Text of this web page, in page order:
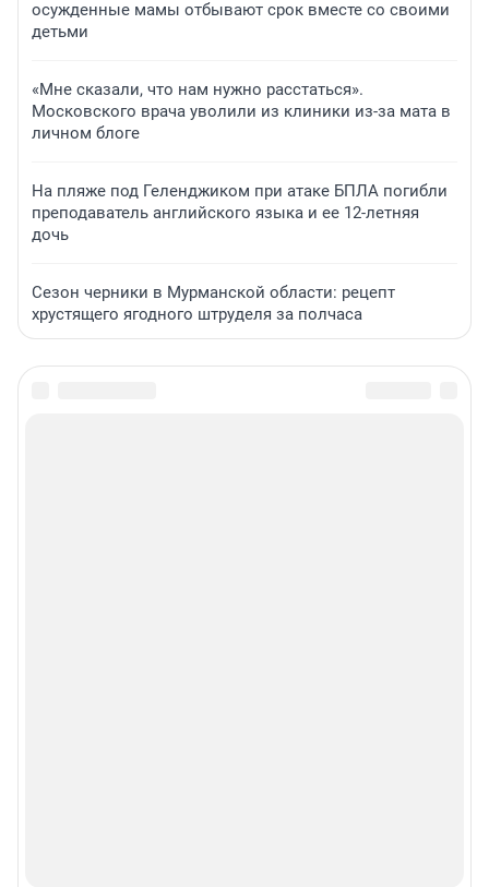
осужденные мамы отбывают срок вместе со своими
детьми
«Мне сказали, что нам нужно расстаться».
Московского врача уволили из клиники из-за мата в
личном блоге
На пляже под Геленджиком при атаке БПЛА погибли
преподаватель английского языка и ее 12-летняя
дочь
Сезон черники в Мурманской области: рецепт
хрустящего ягодного штруделя за полчаса